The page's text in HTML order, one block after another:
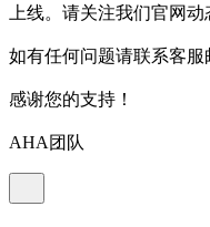
上线。请关注我们官网动
如有任何问题请联系客服
感谢您的支持！
AHA团队